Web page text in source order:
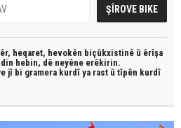
heqaret, hevokên biçûkxistinê û êrîşa
hebin, dê neyêne erêkirin.
jî bi gramera kurdî ya rast û tîpên kurdî